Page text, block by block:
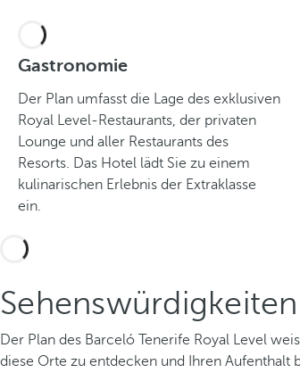
Gastronomie
Der Plan umfasst die Lage des exklusiven
Royal Level-Restaurants, der privaten
Lounge und aller Restaurants des
Resorts. Das Hotel lädt Sie zu einem
kulinarischen Erlebnis der Extraklasse
ein.
Der Plan des Barceló Tenerife Royal Level
diese Orte zu entdecken und Ihren Aufenthalt